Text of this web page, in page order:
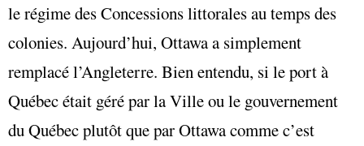
le régime des Concessions littorales au temps des
colonies. Aujourd’hui, Ottawa a simplement
remplacé l’Angleterre. Bien entendu, si le port à
Québec était géré par la Ville ou le gouvernement
du Québec plutôt que par Ottawa comme c’est